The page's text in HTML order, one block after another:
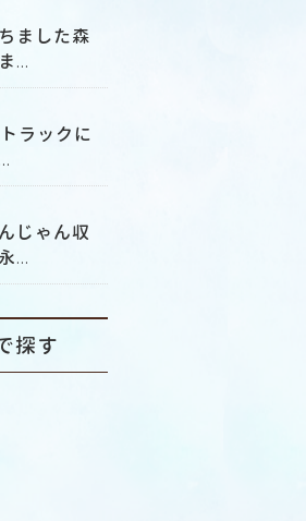
ました森
...
ラックに
じゃん収
...
探す